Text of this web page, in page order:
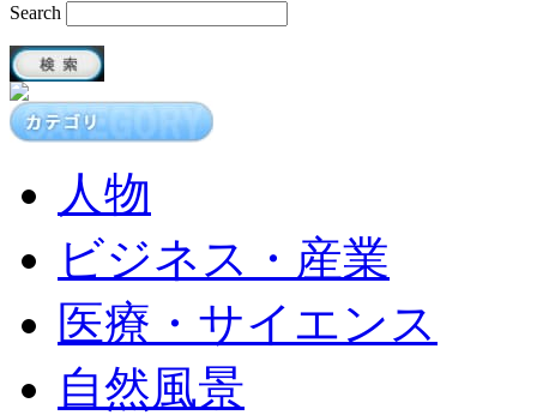
Search
人物
ビジネス・産業
医療・サイエンス
自然風景